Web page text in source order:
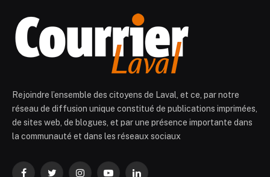
Rejoindre l’ensemble des citoyens de Laval, et ce, par notre
réseau de diffusion unique constitué de publications imprimées,
de sites web, de blogues, et par une présence importante dans
la communauté et dans les réseaux sociaux